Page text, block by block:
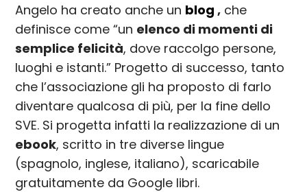
Angelo ha creato anche un blog , che
definisce come “un elenco di momenti di
semplice felicità, dove raccolgo persone,
luoghi e istanti.” Progetto di successo, tanto
che l’associazione gli ha proposto di farlo
diventare qualcosa di più, per la fine dello
SVE. Si progetta infatti la realizzazione di un
ebook, scritto in tre diverse lingue
(spagnolo, inglese, italiano), scaricabile
gratuitamente da Google libri.